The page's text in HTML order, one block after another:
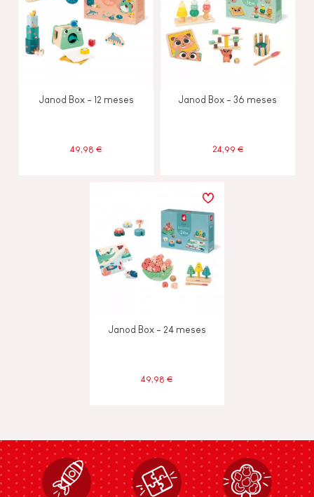
Janod Box - 12 meses
49,98 €
Janod Box - 36 meses
24,99 €
Janod Box - 24 meses
49,98 €